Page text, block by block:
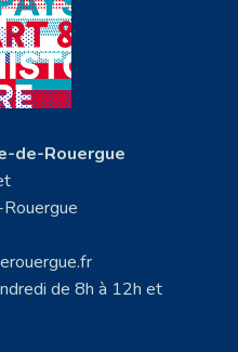
de-Rouergue
de 8h à 12h et